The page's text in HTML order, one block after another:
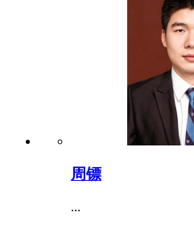
周镖
...